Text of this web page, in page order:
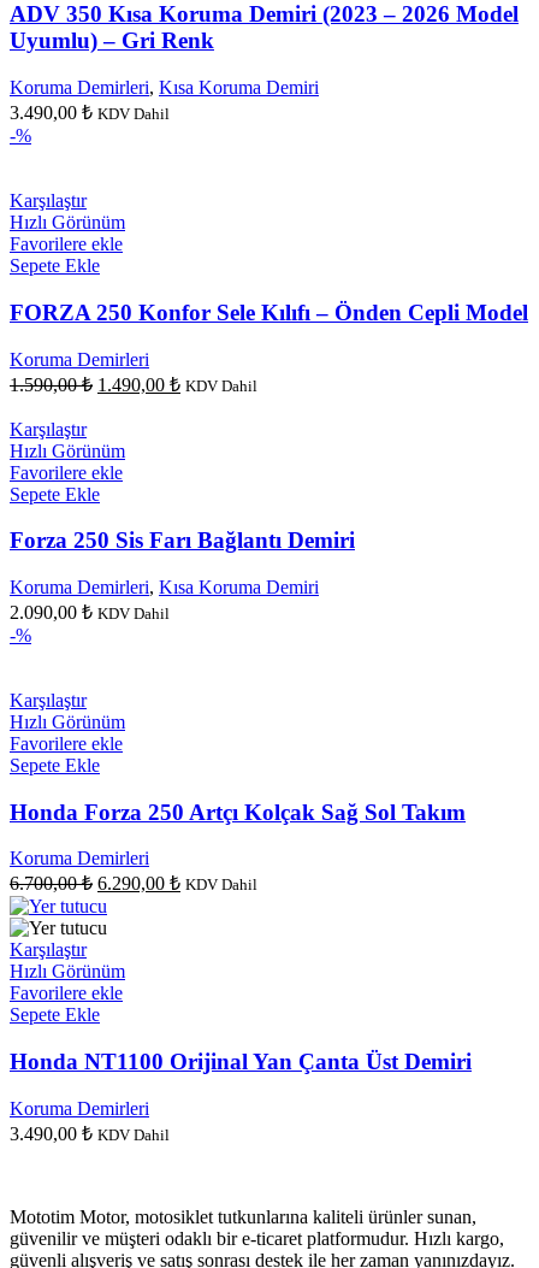
ADV 350 Kısa Koruma Demiri (2023 – 2026 Model
Uyumlu) – Gri Renk
Koruma Demirleri, Kısa Koruma Demiri
3.490,00 ₺ KDV Dahil
-%
Karşılaştır
Hızlı Görünüm
Favorilere ekle
Sepete Ekle
FORZA 250 Konfor Sele Kılıfı – Önden Cepli Model
Koruma Demirleri
1.590,00₺ Orijinal
1.490,00 ₺Şu
KDV Dahil
Karşılaştır
Hızlı Görünüm
Favorilere ekle
Sepete Ekle
Forza 250 Sis Farı Bağlantı Demiri
Koruma Demirleri, Kısa Koruma Demiri
2.090,00 ₺ KDV Dahil
-%
Karşılaştır
Hızlı Görünüm
Favorilere ekle
Sepete Ekle
Honda Forza 250 Artçı Kolçak Sağ Sol Takım
Koruma Demirleri
6.700,00₺ Orijinal
fiyat:
6.700,00 ₺.
6.290,00 ₺Şu
KDV Dahil
Karşılaştır
Hızlı Görünüm
Favorilere ekle
Sepete Ekle
Honda NT1100 Orijinal Yan Çanta Üst Demiri
Koruma Demirleri
3.490,00 ₺ KDV Dahil
Mototim Motor, motosiklet tutkunlarına kaliteli ürünler sunan,
güvenilir ve müşteri odaklı bir e-ticaret platformudur. Hızlı kargo,
güvenli alışveriş ve satış sonrası destek ile her zaman yanınızdayız.